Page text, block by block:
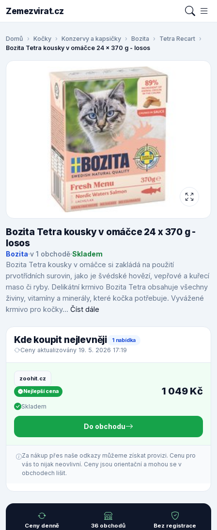
Zemezvirat.cz
Domů Kočky Konzervy a kapsičky Bozita
Tetra Recart
Bozita Tetra kousky v omáčce 24 x 370 g - losos
Bozita Tetra kousky v omáčce 24 x 370 g -
losos
Bozita·v 1 obchodě·Skladem
Bozita Tetra kousky v omáčce si zakládá na použití
prvotřídních surovin, jako je švédské hovězí, vepřové a kuřecí
maso či ryby. Delikátní krmivo Bozita Tetra obsahuje všechny
živiny, vitamíny a minerály, které kočka potřebuje. Vyvážené
krmivo pro kočky... Číst dále
Kde koupit nejlevněji 1 nabídka
Ceny aktualizovány 19. 5. 2026 17:19
zoohit.cz
Nejlepší cena
Skladem
1 049 Kč
Do obchodu
Za nákup přes naše odkazy můžeme získat provizi. Cenu pro
vás to nijak neovlivní. Ceny jsou orientační a mohou se v
obchodech lišit.
Ceny denně 36 obchodů Bez registrace